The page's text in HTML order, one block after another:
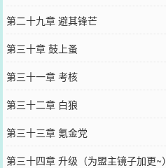
第二十九章 避其锋芒
第三十章 鼓上蚤
第三十一章 考核
第三十二章 白狼
第三十三章 氪金党
第三十四章 升级（为盟主镜子加更~）